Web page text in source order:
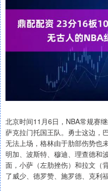
北京时间11月6日，NBA常规赛
萨克拉门托国王队。勇士这边，
无法上场，格林由于肋部伤势也
明加、波斯特、穆迪、理查德和
面，小萨（左肋挫伤）和拉文（
了威少、德罗赞、施罗德、克利